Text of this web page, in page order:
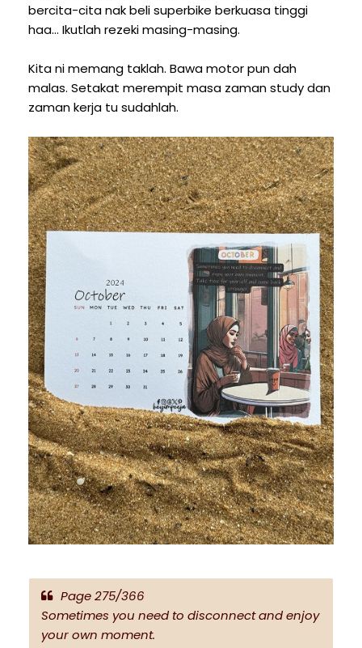
bercita-cita nak beli superbike berkuasa tinggi
haa... Ikutlah rezeki masing-masing.
Kita ni memang taklah. Bawa motor pun dah
malas. Setakat merempit masa zaman study dan
zaman kerja tu sudahlah.
Page 275/366
Sometimes you need to disconnect and enjoy
your own moment.